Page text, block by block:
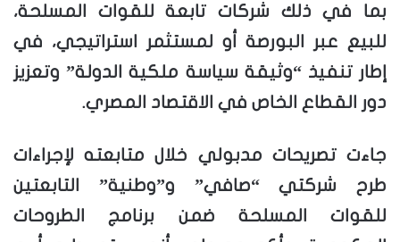
بما في ذلك شركات تابعة للقوات المسلحة،
للبيع عبر البورصة أو لمستثمر استراتيجي، في
إطار تنفيذ “وثيقة سياسة ملكية الدولة” وتعزيز
دور القطاع الخاص في الاقتصاد المصري.
جاءت تصريحات مدبولي خلال متابعته لإجراءات
طرح شركتي “صافي” و”وطنية” التابعتين
للقوات المسلحة ضمن برنامج الطروحات